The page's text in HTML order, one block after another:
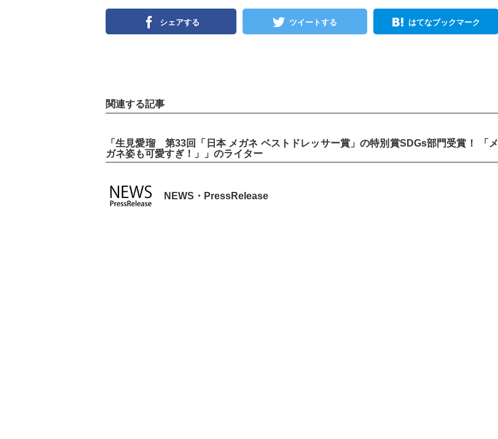
シェアする ツイートする はてなブックマーク
関連する記事
「生見愛瑠 第33回「日本 メガネ ベストドレッサー賞」の特別賞SDGs部門受賞！ 「メ
ガネ姿も可愛すぎ！」」のライター
NEWS・PressRelease